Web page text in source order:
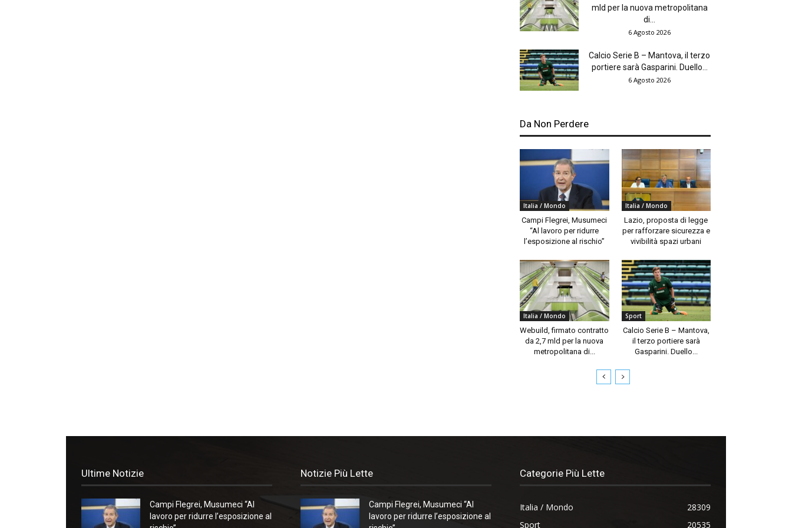
mld per la nuova metropolitana
di...
6 Agosto 2026
Calcio Serie B – Mantova, il terzo
portiere sarà Gasparini. Duello...
6 Agosto 2026
Da Non Perdere
Italia / Mondo
Campi Flegrei, Musumeci
“Al lavoro per ridurre
l’esposizione al rischio”
Italia / Mondo
Lazio, proposta di legge
per rafforzare sicurezza e
vivibilità spazi urbani
Italia / Mondo
Webuild, firmato contratto
da 2,7 mld per la nuova
metropolitana di...
Sport
Calcio Serie B – Mantova,
il terzo portiere sarà
Gasparini. Duello...
Ultime Notizie
Campi Flegrei, Musumeci “Al
lavoro per ridurre l’esposizione al
Notizie Più Lette
Campi Flegrei, Musumeci “Al
lavoro per ridurre l’esposizione al
Categorie Più Lette
Italia / Mondo
28309
Sport
20535